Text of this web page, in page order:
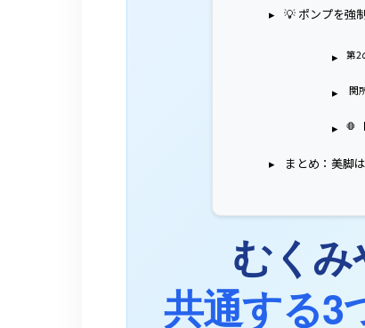
💡 ポンプを強
第2
関
🛑
まとめ：美脚
むく
共通する3